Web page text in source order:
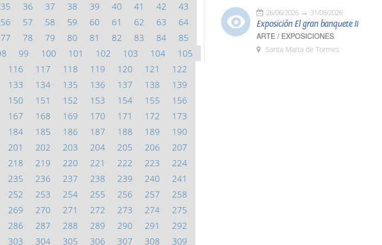
35 36 37 38 39 40 41 42
43
56 57 58 59 60 61 62 63
64
77 78 79 80 81 82 83 84
85
99 100 101 102 103 104
105
116 117 118 119 120 121
122
133 134 135 136 137 138
139
150 151 152 153 154 155
156
167 168 169 170 171 172
173
184 185 186 187 188 189
190
201 202 203 204 205 206
207
218 219 220 221 222 223
224
235 236 237 238 239 240
241
252 253 254 255 256 257
258
269 270 271 272 273 274
275
286 287 288 289 290 291
292
303 304 305 306 307 308 309
26/06/2026 31/08/2026
Exposición El gran banquete II
ARTE / EXPOSICIONES
Santa Marta de Tormes